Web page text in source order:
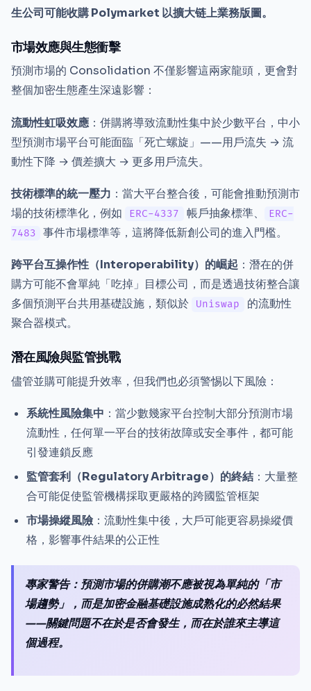
生公司可能收購 Polymarket 以擴大链上業務版圖。
市場效應與生態衝擊
預測市場的 Consolidation 不僅影響這兩家龍頭，更會對
整個加密生態產生深遠影響：
流動性虹吸效應 ：併購將導致流動性集中於少數平台，中小
型預測市場平台可能面臨「死亡螺旋」——用戶流失 → 流
動性下降 → 價差擴大 → 更多用戶流失。
技術標準的統一壓力 ：當大平台整合後，可能會推動預測市
場的技術標準化，例如
ERC-4337 帳戶抽象標準、
ERC-
7483
事件市場標準等，這將降低新創公司的進入門檻。
跨平台互操作性（Interoperability）的崛起 ：潛在的併
購方可能不會單純「吃掉」目標公司，而是透過技術整合讓
多個預測平台共用基礎設施，類似於
Uniswap
的流動性
聚合器模式。
潛在風險與監管挑戰
儘管並購可能提升效率，但我們也必須警惕以下風險：
系統性風險集中 ：當少數幾家平台控制大部分預測市場
流動性，任何單一平台的技術故障或安全事件，都可能
引發連鎖反應
監管套利（Regulatory Arbitrage）的終結 ：大量整
合可能促使監管機構採取更嚴格的跨國監管框架
市場操縱風險：流動性集中後，大戶可能更容易操縱價
格，影響事件結果的公正性
專家警告：預測市場的併購潮不應被視為單純的「市
場趨勢」，而是加密金融基礎設施成熟化的必然結果
——關鍵問題不在於是否會發生，而在於誰來主導這
個過程。